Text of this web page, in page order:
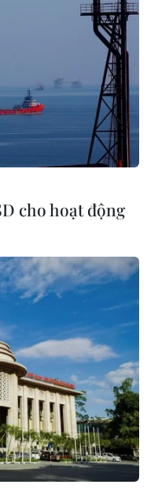
của
cho hoạt động